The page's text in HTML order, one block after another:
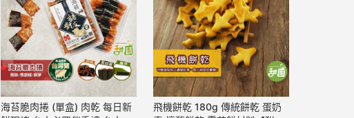
海苔脆肉捲 (單盒) 肉乾 每日新
飛機餅乾 180g 傳統餅乾 蛋奶